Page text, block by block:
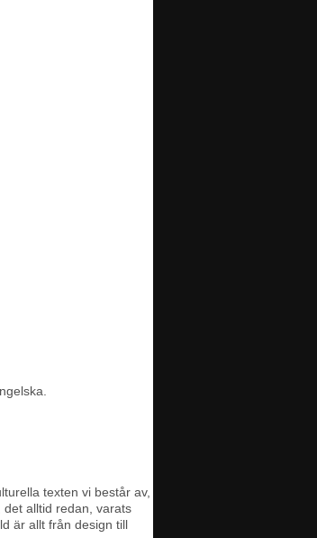
texten vi består av,
alltid redan, varats
är allt från design till